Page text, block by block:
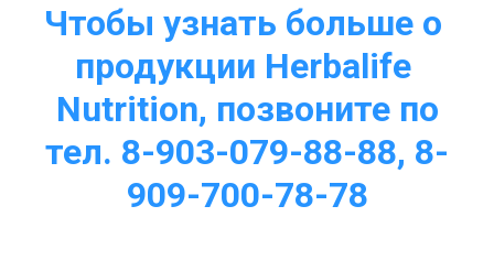
Чтобы узнать больше о
продукции Herbalife
Nutrition, позвоните по
тел. 8-903-079-88-88, 8-
909-700-78-78